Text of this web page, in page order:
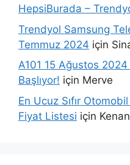
HepsiBurada –
Trendyol Samsung
Temmuz 2024 için
A101 15 Ağustos 2024
Başlıyor! için Merve
En Ucuz Sıfır
Fiyat Listesi için Kenan